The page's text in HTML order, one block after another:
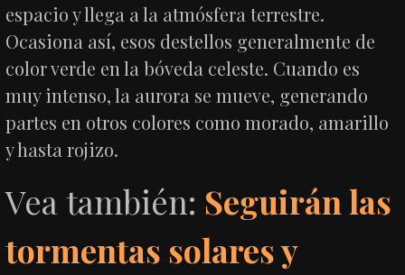
espacio y llega a la atmósfera terrestre.
Ocasiona así, esos destellos generalmente de
color verde en la bóveda celeste. Cuando es
muy intenso, la aurora se mueve, generando
partes en otros colores como morado, amarillo
y hasta rojizo.
Vea también: Seguirán las
tormentas solares y